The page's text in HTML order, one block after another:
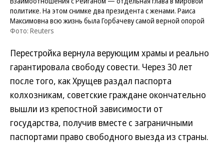
политике. На этом снимке два президента с женами. Раиса
Максимовна всю жизнь была Горбачеву самой верной опорой
Фото: Reuters
Перестройка вернула верующим храмы и реально
гарантировала свободу совести. Через 30 лет
после того, как Хрущев раздал паспорта
колхозникам, советские граждане окончательно
вышли из крепостной зависимости от
государства, получив вместе с заграничными
паспортами право свободного выезда из страны.